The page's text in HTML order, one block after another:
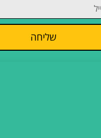
שליחה